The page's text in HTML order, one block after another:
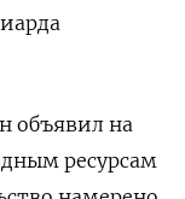
объявил на
ресурсам